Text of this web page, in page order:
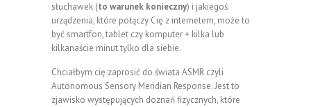
słuchawek (to warunek konieczny) i jakiegoś
urządzenia, które połączy Cię z internetem, może to
być smartfon, tablet czy komputer + kilka lub
kilkanaście minut tylko dla siebie.
Chciałbym cię zaprosić do świata ASMR czyli
Autonomous Sensory Meridian Response. Jest to
zjawisko występujących doznań fizycznych, które